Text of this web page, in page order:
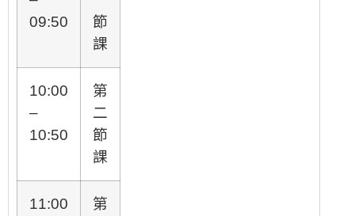
09:50
節
課
10:00
–
10:50
第
二
節
課
11:00
第